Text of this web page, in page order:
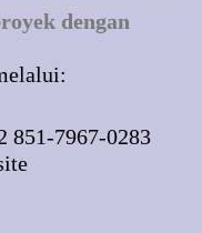
dengan
851-7967-0283